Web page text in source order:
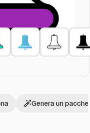
Genera un